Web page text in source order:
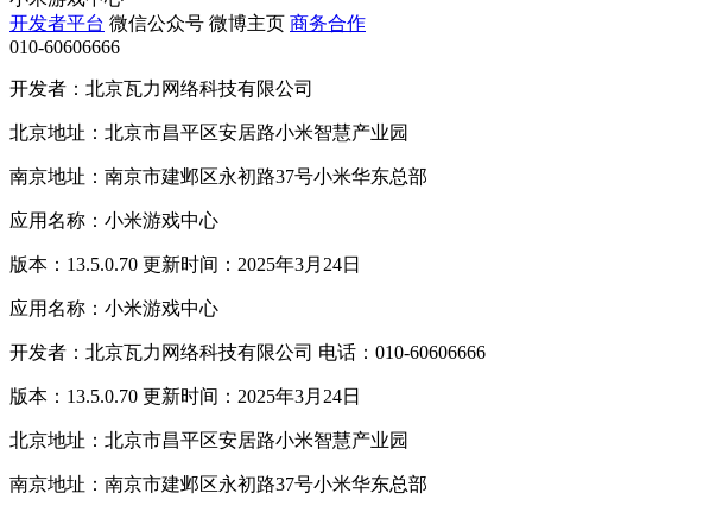
开发者平台 微信公众号 微博主页 商务合作
010-60606666
开发者：北京瓦力网络科技有限公司
北京地址：北京市昌平区安居路小米智慧产业园
南京地址：南京市建邺区永初路37号小米华东总部
应用名称：小米游戏中心
版本：13.5.0.70 更新时间：2025年3月24日
应用名称：小米游戏中心
开发者：北京瓦力网络科技有限公司 电话：010-60606666
版本：13.5.0.70 更新时间：2025年3月24日
北京地址：北京市昌平区安居路小米智慧产业园
南京地址：南京市建邺区永初路37号小米华东总部